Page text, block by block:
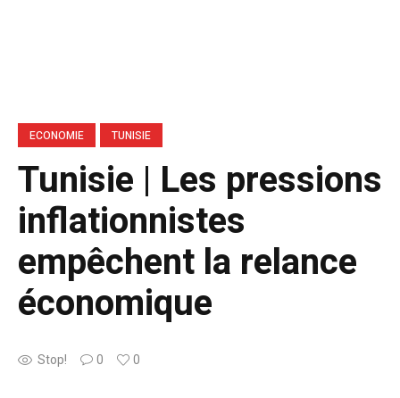
ECONOMIE TUNISIE
Tunisie | Les pressions
inflationnistes
empêchent la relance
économique
Stop! 0 0